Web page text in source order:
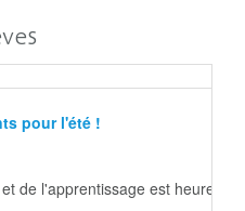
pour l'été !
de l'apprentissage est